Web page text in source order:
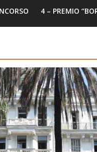
4 – PREMIO